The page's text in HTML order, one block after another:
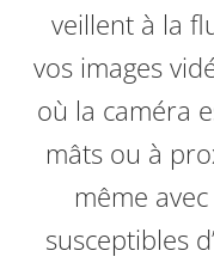
veillent à la
vos images
où la caméra
mâts ou à
même
susceptibles